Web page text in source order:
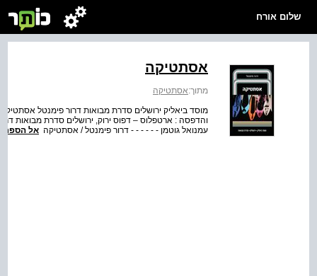
שלום אורח
אסתטיקה
מתוך:אסתטיקה
מוסד ביאליק ירושלים סדרת מבואות דרור פימנטל אסתטיקה
והדפסה : ארטפלוס – דפוס ירוק, ירושלים סדרת מבואות
עמנואל גוטמן - - - - - - דרור פימנטל / אסתטיקה אל הספר